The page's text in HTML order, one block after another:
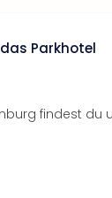
Parkhotel
findest du